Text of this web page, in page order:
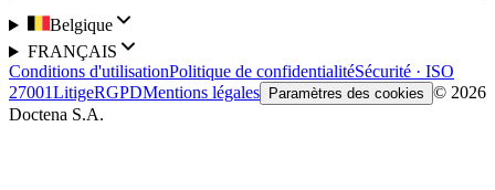
Belgique
FRANÇAIS
Conditions d'utilisationPolitique de confidentialitéSécurité · ISO
27001LitigeRGPDMentions légales Paramètres des cookies © 2026
Doctena S.A.